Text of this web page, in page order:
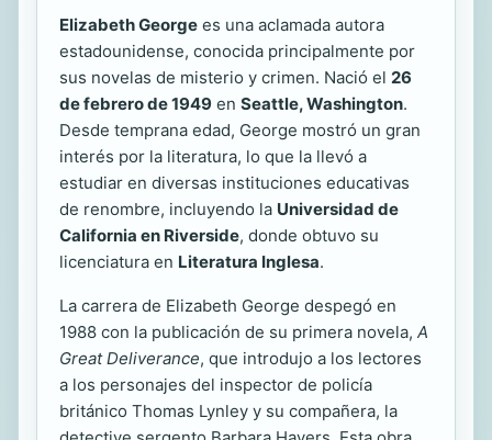
Elizabeth George es una aclamada autora
estadounidense, conocida principalmente por
sus novelas de misterio y crimen. Nació el 26
de febrero de 1949 en Seattle, Washington.
Desde temprana edad, George mostró un gran
interés por la literatura, lo que la llevó a
estudiar en diversas instituciones educativas
de renombre, incluyendo la Universidad de
California en Riverside, donde obtuvo su
licenciatura en Literatura Inglesa.
La carrera de Elizabeth George despegó en
1988 con la publicación de su primera novela, A
Great Deliverance, que introdujo a los lectores
a los personajes del inspector de policía
británico Thomas Lynley y su compañera, la